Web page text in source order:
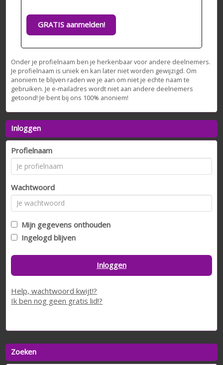
GRATIS aanmelden!
Onder je profielnaam ben je herkenbaar voor andere deelnemers.
Je profielnaam is uniek en kan later niet worden gewijzigd. Om
anoniem te blijven raden we je aan om niet je echte naam te
gebruiken. Je e-mailadres wordt niet aan andere deelnemers
getoond! Je bent bij ons 100% anoniem!
Inloggen
Profielnaam
Wachtwoord
Mijn gegevens onthouden
Ingelogd blijven
Inloggen
Help, wachtwoord kwijt!?
Ik ben nog geen gratis lid!?
Zoeken